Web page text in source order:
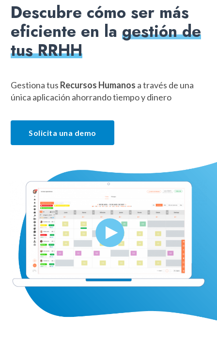
Descubre cómo ser más
eficiente en lagestión de
tus RRHH
Gestiona tus Recursos Humanos a través de una
única aplicación ahorrando tiempo y dinero
Solicita una demo